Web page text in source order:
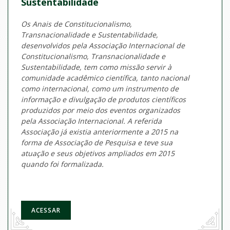
Os Anais de Constitucionalismo,
Transnacionalidade e Sustentabilidade,
desenvolvidos pela Associação Internacional de
Constitucionalismo, Transnacionalidade e
Sustentabilidade, tem como missão servir à
comunidade acadêmico científica, tanto nacional
como internacional, como um instrumento de
informação e divulgação de produtos científicos
produzidos por meio dos eventos organizados
pela Associação Internacional. A referida
Associação já existia anteriormente a 2015 na
forma de Associação de Pesquisa e teve sua
atuação e seus objetivos ampliados em 2015
quando foi formalizada.
ACESSAR